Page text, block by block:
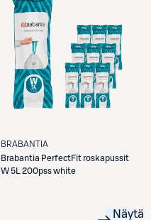
BRABANTIA
Brabantia PerfectFit roskapussit
W 5L 200pss white
Näytä